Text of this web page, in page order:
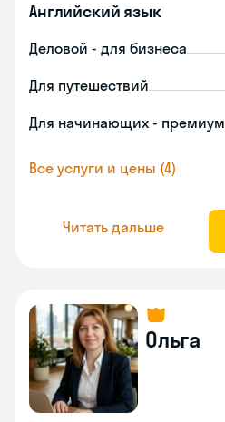
Английский язык
Деловой - для бизнеса
Для путешествий
Для начинающих - премиум
Все услуги и цены (4)
Читать дальше
Ольга